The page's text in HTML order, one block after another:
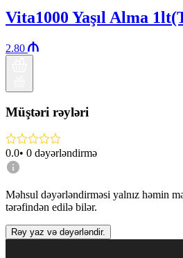
Vita1000 Yaşıl Alma
2.80
Müştəri rəyləri
0.0• 0 dəyərləndirmə
Məhsul dəyərləndirməsi yalnız həmin
tərəfindən edilə bilər.
Rəy yaz və dəyərləndir.